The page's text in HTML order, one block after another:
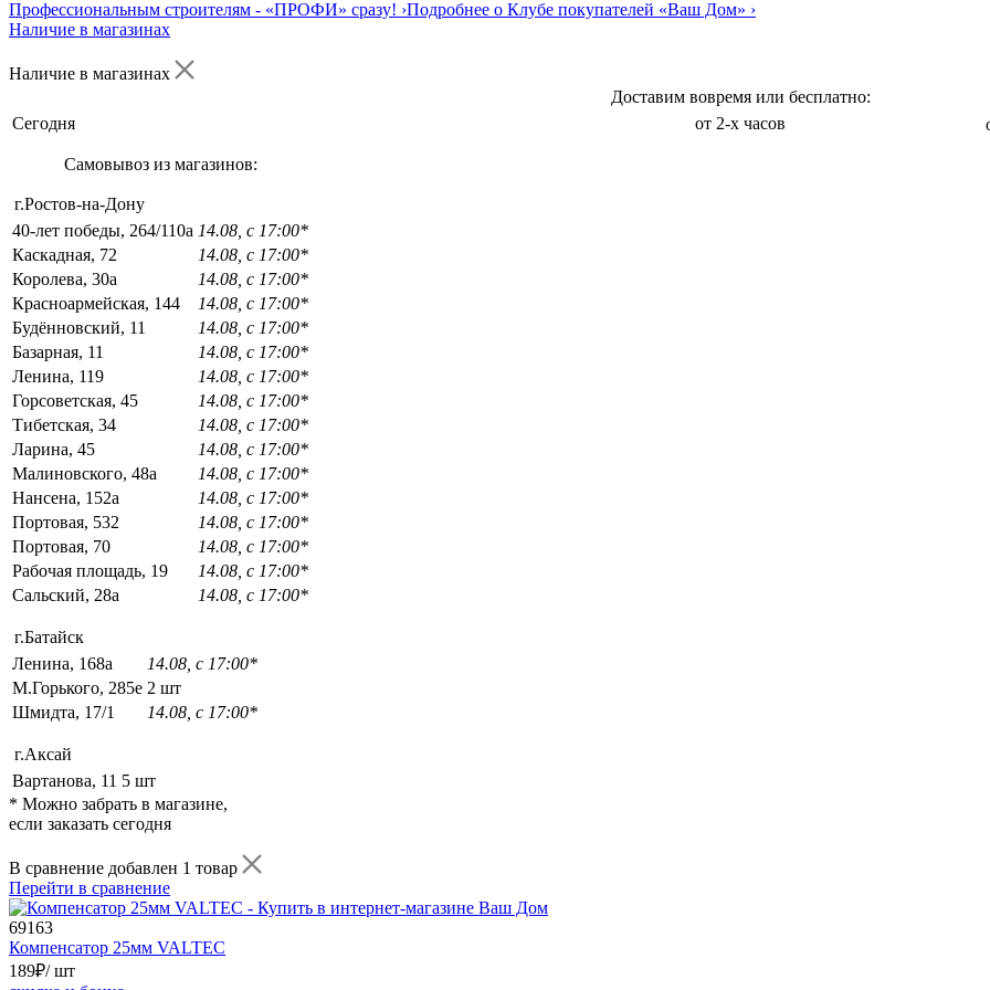
Профессиональным строителям - «ПРОФИ» сразу! ›Подробнее о Клубе покупателей «Ваш Дом» ›
Наличие в магазинах
Наличие в магазинах
Доставим вовремя или бесплатно:
Сегодня
от 2-х часов
Самовывоз из магазинов:
г.Ростов-на-Дону
40-лет победы, 264/110а 14.08, с 17:00*
Каскадная, 72
14.08, с 17:00*
Королева, 30а
14.08, с 17:00*
Красноармейская, 144
14.08, с 17:00*
Будённовский, 11
14.08, с 17:00*
Базарная, 11
14.08, с 17:00*
Ленина, 119
14.08, с 17:00*
Горсоветская, 45
14.08, с 17:00*
Тибетская, 34
14.08, с 17:00*
Ларина, 45
14.08, с 17:00*
Малиновского, 48а
14.08, с 17:00*
Нансена, 152а
14.08, с 17:00*
Портовая, 532
14.08, с 17:00*
Портовая, 70
14.08, с 17:00*
Рабочая площадь, 19
14.08, с 17:00*
Сальский, 28a
14.08, с 17:00*
г.Батайск
Ленина, 168а
14.08, с 17:00*
М.Горького, 285е 2 шт
Шмидта, 17/1
14.08, с 17:00*
г.Аксай
Вартанова, 11 5 шт
* Можно забрать в магазине,
если заказать сегодня
В сравнение добавлен 1 товар
Перейти в сравнение
69163
Компенсатор 25мм VALTEC
189₽/ шт